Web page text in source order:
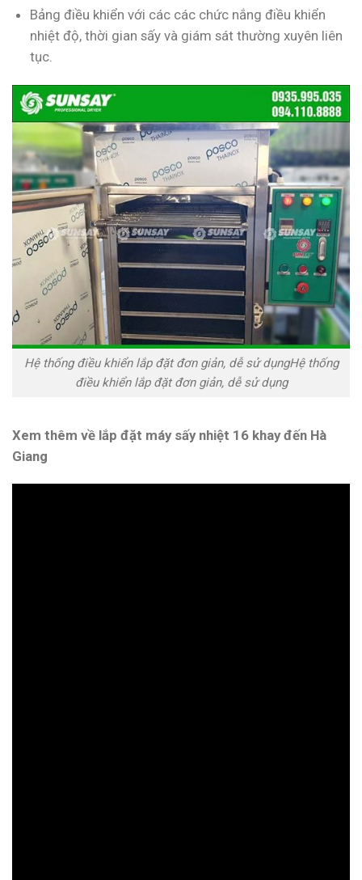
Bảng điều khiển với các các chức nắng điều khiển
nhiệt độ, thời gian sấy và giám sát thường xuyên liên
tục.
Hệ thống điều khiển lắp đặt đơn giản, dễ sử dụngHệ thống
điều khiển lắp đặt đơn giản, dễ sử dụng
Xem thêm về lắp đặt máy sấy nhiệt 16 khay đến Hà
Giang